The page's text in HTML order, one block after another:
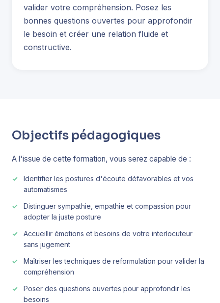
valider votre compréhension. Posez les
bonnes questions ouvertes pour approfondir
le besoin et créer une relation fluide et
constructive.
Objectifs pédagogiques
A l'issue de cette formation, vous serez capable de :
Identifier les postures d'écoute défavorables et vos
automatismes
Distinguer sympathie, empathie et compassion pour
adopter la juste posture
Accueillir émotions et besoins de votre interlocuteur
sans jugement
Maîtriser les techniques de reformulation pour valider la
compréhension
Poser des questions ouvertes pour approfondir les
besoins